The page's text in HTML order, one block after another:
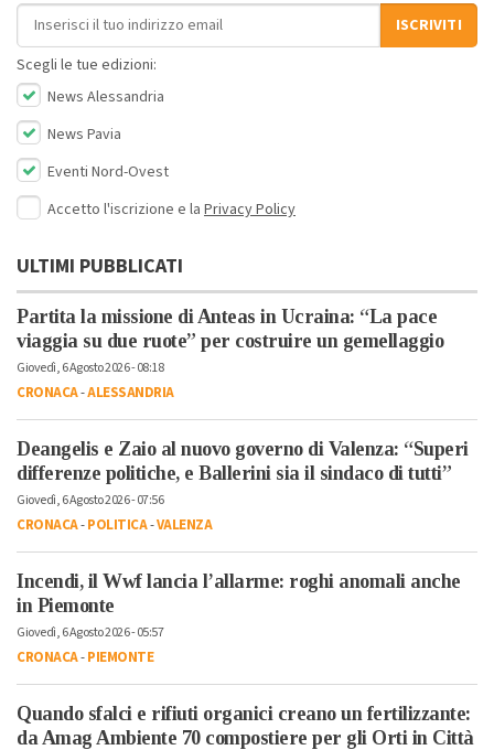
Indirizzo email
ISCRIVITI
Scegli le tue edizioni:
News Alessandria
News Pavia
Eventi Nord-Ovest
Accetto l'iscrizione e la Privacy Policy
ULTIMI PUBBLICATI
Partita la missione di Anteas in Ucraina: “La pace
viaggia su due ruote” per costruire un gemellaggio
Giovedì, 6 Agosto 2026 - 08:18
CRONACA-ALESSANDRIA
Deangelis e Zaio al nuovo governo di Valenza: “Superi
differenze politiche, e Ballerini sia il sindaco di tutti”
Giovedì, 6 Agosto 2026 - 07:56
CRONACA-POLITICA-VALENZA
Incendi, il Wwf lancia l’allarme: roghi anomali anche
in Piemonte
Giovedì, 6 Agosto 2026 - 05:57
CRONACA-PIEMONTE
Quando sfalci e rifiuti organici creano un fertilizzante:
da Amag Ambiente 70 compostiere per gli Orti in Città